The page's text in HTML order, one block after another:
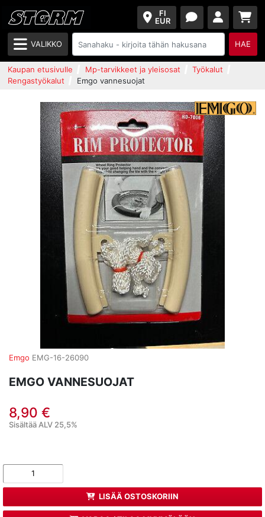
FI
EUR
VALIKKO HAE
Kaupan etusivulle Mp-tarvikkeet ja yleisosat
Työkalut
Rengastyökalut
Emgo vannesuojat
Emgo EMG-16-26090
EMGO VANNESUOJAT
8,90 €
Sisältää ALV 25,5%
LISÄÄ OSTOSKORIIN